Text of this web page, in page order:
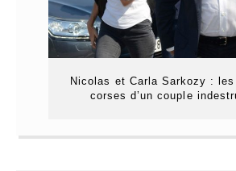
Nicolas et Carla Sarkozy :
corses d’un couple